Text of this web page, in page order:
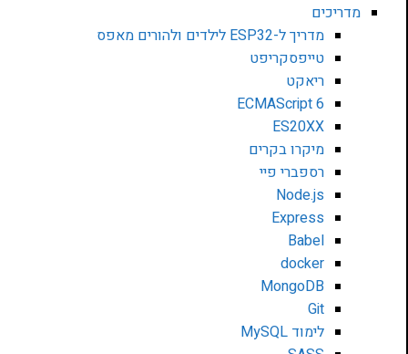
מדריכים
מדריך ל-ESP32 לילדים ולהורים מאפס
טייפסקריפט
ריאקט
ECMAScript 6
ES20XX
מיקרו בקרים
רספברי פיי
Node.js
Express
Babel
docker
MongoDB
Git
לימוד MySQL